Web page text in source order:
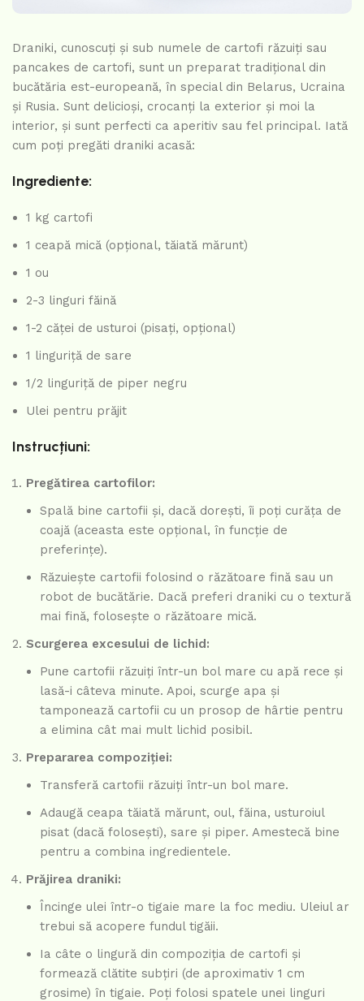
Draniki, cunoscuți și sub numele de cartofi răzuiți sau
pancakes de cartofi, sunt un preparat tradițional din
bucătăria est-europeană, în special din Belarus, Ucraina
și Rusia. Sunt delicioși, crocanți la exterior și moi la
interior, și sunt perfecti ca aperitiv sau fel principal. Iată
cum poți pregăti draniki acasă:
Ingrediente:
1 kg cartofi
1 ceapă mică (opțional, tăiată mărunt)
1 ou
2-3 linguri făină
1-2 căței de usturoi (pisați, opțional)
1 linguriță de sare
1/2 linguriță de piper negru
Ulei pentru prăjit
Instrucțiuni:
Pregătirea cartofilor:
Spală bine cartofii și, dacă dorești, îi poți curăța de
coajă (aceasta este opțional, în funcție de
preferințe).
Răzuiește cartofii folosind o răzătoare fină sau un
robot de bucătărie. Dacă preferi draniki cu o textură
mai fină, folosește o răzătoare mică.
Scurgerea excesului de lichid:
Pune cartofii răzuiți într-un bol mare cu apă rece și
lasă-i câteva minute. Apoi, scurge apa și
tamponează cartofii cu un prosop de hârtie pentru
a elimina cât mai mult lichid posibil.
Prepararea compoziției:
Transferă cartofii răzuiți într-un bol mare.
Adaugă ceapa tăiată mărunt, oul, făina, usturoiul
pisat (dacă folosești), sare și piper. Amestecă bine
pentru a combina ingredientele.
Prăjirea draniki:
Încinge ulei într-o tigaie mare la foc mediu. Uleiul ar
trebui să acopere fundul tigăii.
Ia câte o lingură din compoziția de cartofi și
formează clătite subțiri (de aproximativ 1 cm
grosime) în tigaie. Poți folosi spatele unei linguri